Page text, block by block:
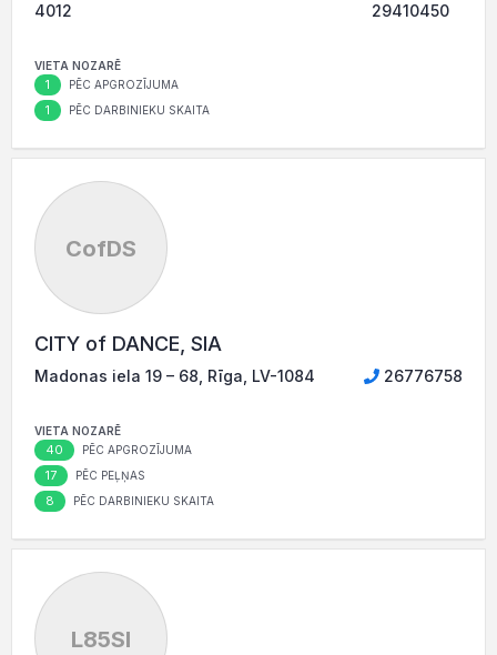
4012
29410450
VIETA NOZARĒ
1 PĒC APGROZĪJUMA
1 PĒC DARBINIEKU SKAITA
CofDS
CITY of DANCE, SIA
Madonas iela 19 – 68, Rīga, LV-1084 26776758
VIETA NOZARĒ
40 PĒC APGROZĪJUMA
17 PĒC PEĻŅAS
8 PĒC DARBINIEKU SKAITA
L85SI